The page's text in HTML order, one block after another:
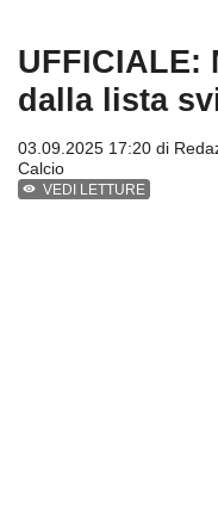
dalla lista
03.09.2025 17:20 di
Calcio
VEDI LETTURE